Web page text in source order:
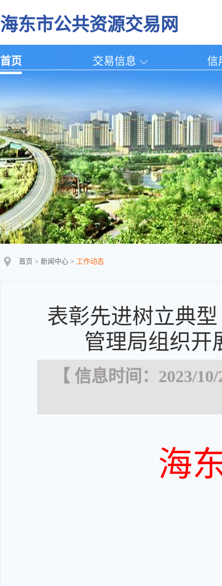
海东市公共资源交易网
首页 交易信息 信
首页 > 新闻中心 > 工作动态
表彰先进树立典
管理局组织开
【 信息时间：2023/
海